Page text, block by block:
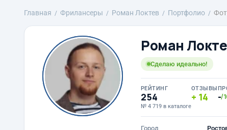
Главная Фрилансеры Роман Локтев Портфолио
Роман
Сделаю идеально!
РЕЙТИНГ
254
№ 4 719 в каталоге
ОТЗЫВЫ
14 -/
Город